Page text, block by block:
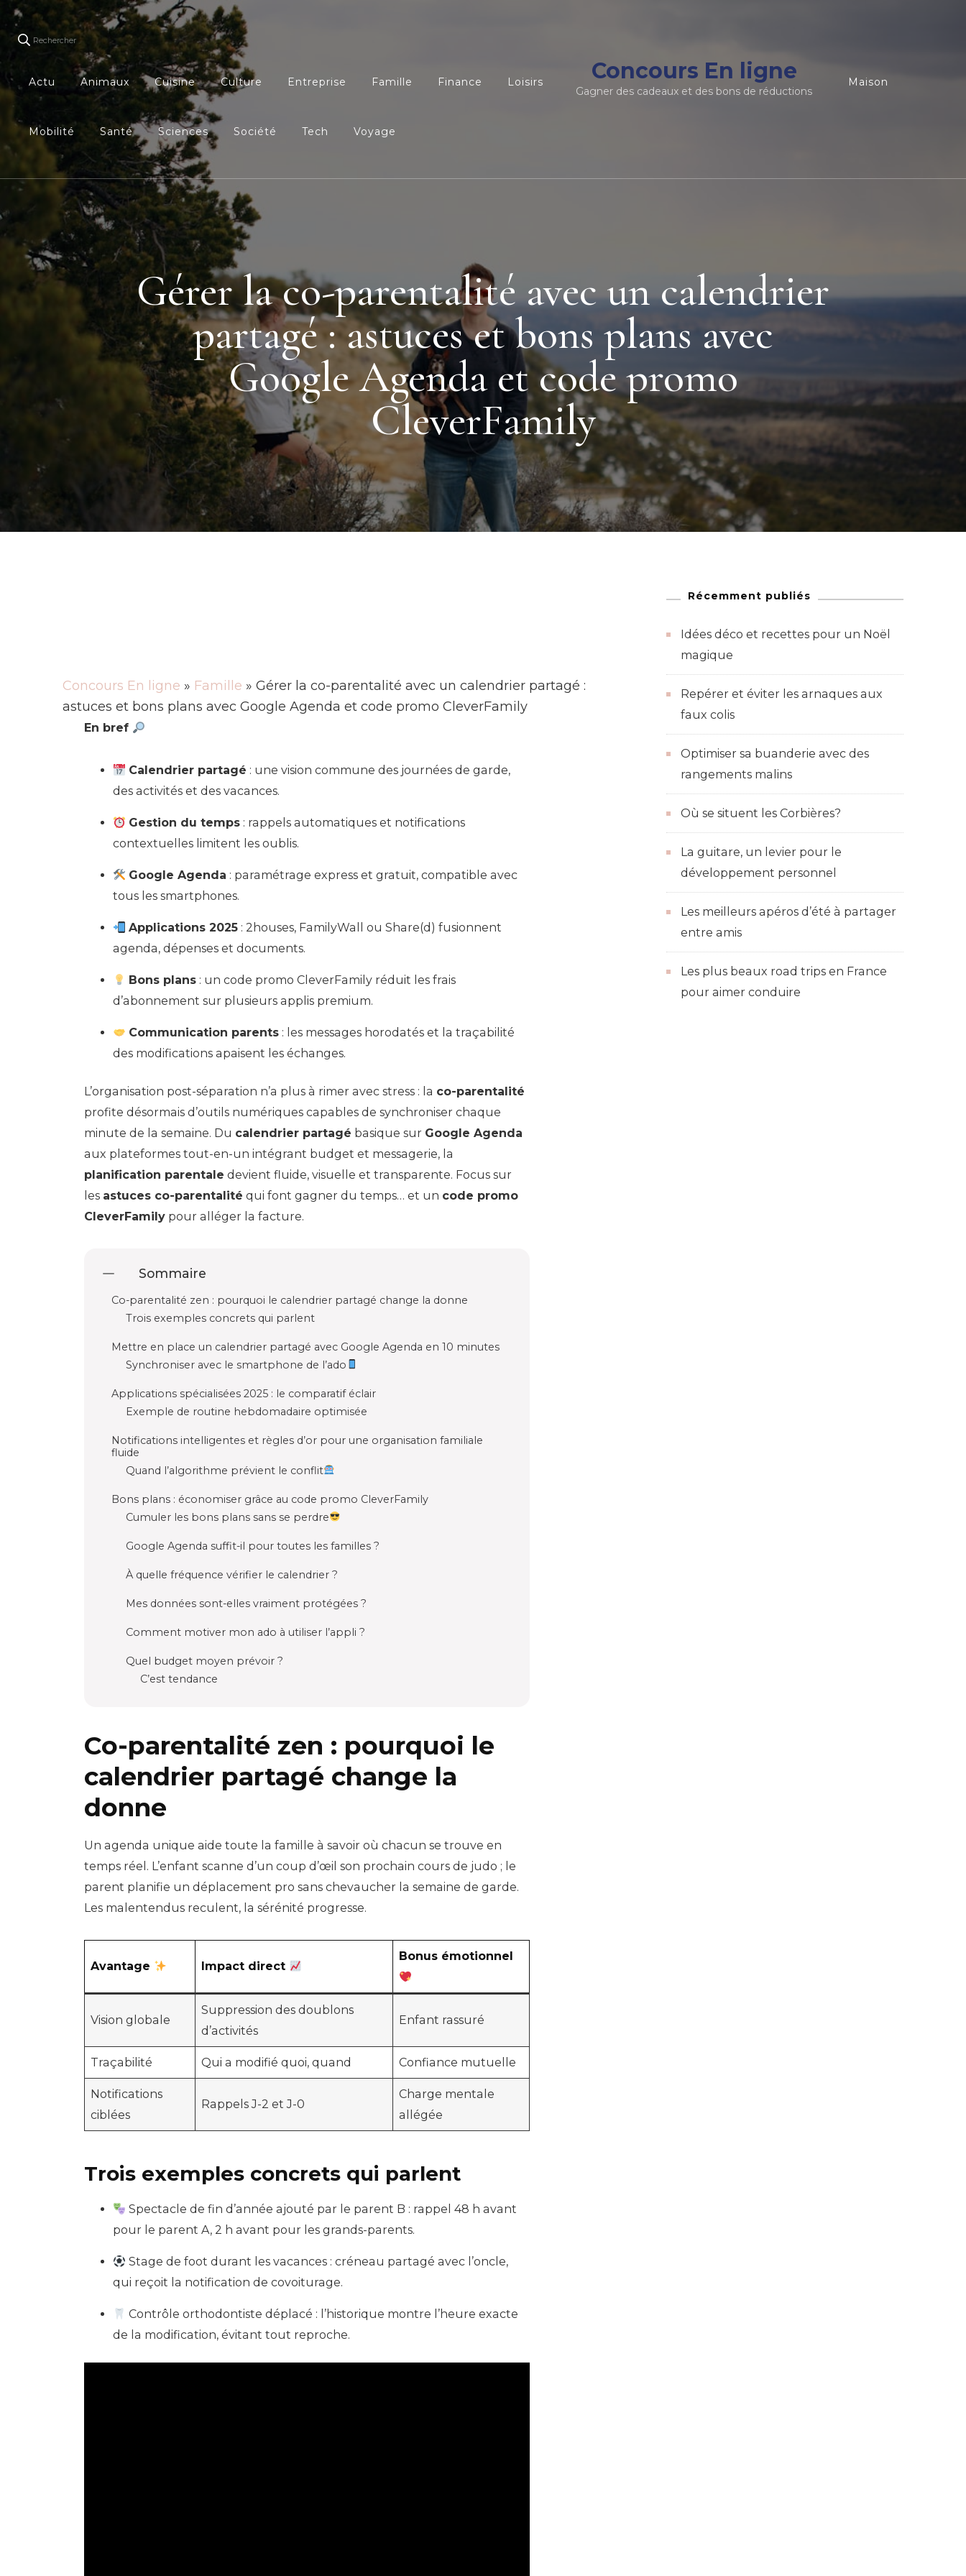
Rechercher
Actu Animaux Cuisine Culture Entreprise Famille Finance Loisirs Concours En ligne
Gagner des cadeaux et des bons de réductions
Maison
Mobilité Santé Sciences Société Tech Voyage
Gérer la co-parentalité avec un calendrier
partagé : astuces et bons plans avec
Google Agenda et code promo
CleverFamily
Concours En ligne » Famille » Gérer la co-parentalité avec un calendrier partagé :
astuces et bons plans avec Google Agenda et code promo CleverFamily
En bref
Calendrier partagé : une vision commune des journées de garde,
des activités et des vacances.
Gestion du temps : rappels automatiques et notifications
contextuelles limitent les oublis.
Google Agenda : paramétrage express et gratuit, compatible avec
tous les smartphones.
Applications 2025 : 2houses, FamilyWall ou Share(d) fusionnent
agenda, dépenses et documents.
Bons plans : un code promo CleverFamily réduit les frais
d’abonnement sur plusieurs applis premium.
Communication parents : les messages horodatés et la traçabilité
des modifications apaisent les échanges.
L’organisation post-séparation n’a plus à rimer avec stress : la co-parentalité
profite désormais d’outils numériques capables de synchroniser chaque
minute de la semaine. Du calendrier partagé basique sur Google Agenda
aux plateformes tout-en-un intégrant budget et messagerie, la
planification parentale devient fluide, visuelle et transparente. Focus sur
les astuces co-parentalité qui font gagner du temps… et un code promo
CleverFamily pour alléger la facture.
Sommaire
Co-parentalité zen : pourquoi le calendrier partagé change la donne
Trois exemples concrets qui parlent
Mettre en place un calendrier partagé avec Google Agenda en 10 minutes
Synchroniser avec le smartphone de l’ado
Applications spécialisées 2025 : le comparatif éclair
Exemple de routine hebdomadaire optimisée
Notifications intelligentes et règles d’or pour une organisation familiale
fluide
Quand l’algorithme prévient le conflit
Bons plans : économiser grâce au code promo CleverFamily
Cumuler les bons plans sans se perdre
Google Agenda suffit-il pour toutes les familles ?
À quelle fréquence vérifier le calendrier ?
Mes données sont-elles vraiment protégées ?
Comment motiver mon ado à utiliser l’appli ?
Quel budget moyen prévoir ?
C’est tendance
Co-parentalité zen : pourquoi le
calendrier partagé change la
donne
Un agenda unique aide toute la famille à savoir où chacun se trouve en
temps réel. L’enfant scanne d’un coup d’œil son prochain cours de judo ; le
parent planifie un déplacement pro sans chevaucher la semaine de garde.
Les malentendus reculent, la sérénité progresse.
Avantage Impact direct
Bonus émotionnel
Vision globale
Suppression des doublons
d’activités
Enfant rassuré
Traçabilité Qui a modifié quoi, quand Confiance mutuelle
Notifications
ciblées
Rappels J-2 et J-0
Charge mentale
allégée
Trois exemples concrets qui parlent
Spectacle de fin d’année ajouté par le parent B : rappel 48 h avant
pour le parent A, 2 h avant pour les grands-parents.
Stage de foot durant les vacances : créneau partagé avec l’oncle,
qui reçoit la notification de covoiturage.
Contrôle orthodontiste déplacé : l’historique montre l’heure exacte
de la modification, évitant tout reproche.
Récemment publiés
Idées déco et recettes pour un Noël
magique
Repérer et éviter les arnaques aux
faux colis
Optimiser sa buanderie avec des
rangements malins
Où se situent les Corbières?
La guitare, un levier pour le
développement personnel
Les meilleurs apéros d’été à partager
entre amis
Les plus beaux road trips en France
pour aimer conduire